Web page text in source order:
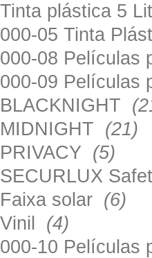
Tinta plástica 5
000-05 Tinta
000-08
000-09 Películas
BLACKNIGHT
MIDNIGHT (21)
PRIVACY (5)
SECURLUX
Faixa solar (6)
Vinil (4)
000-10 Películas